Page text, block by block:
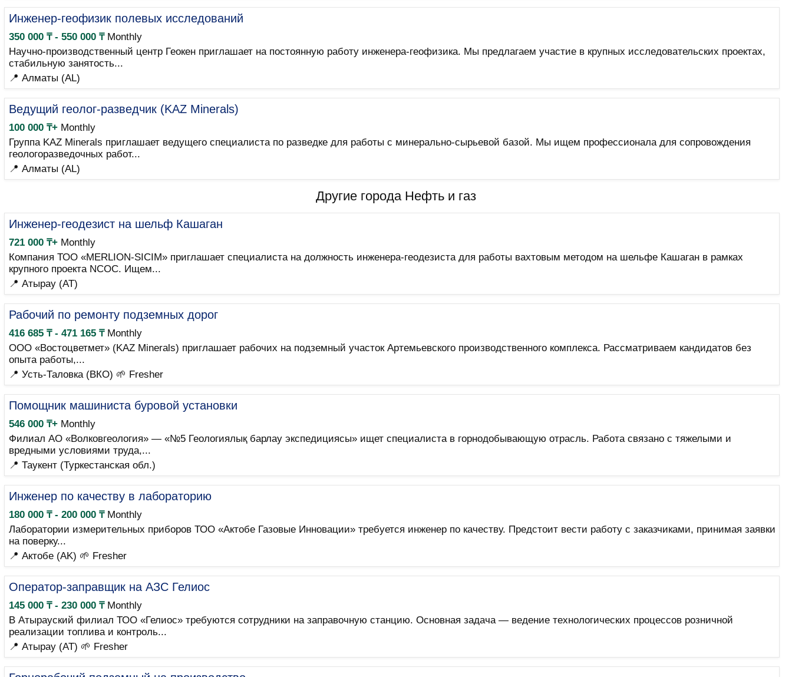
Инженер-геофизик полевых исследований
350 000 ₸ - 550 000 ₸Monthly
Научно-производственный центр Геокен приглашает на постоянную работу инженера-геофизика. Мы предлагаем участие в крупных исследовательских проектах,
стабильную занятость...
📍 Алматы (AL)
Ведущий геолог-разведчик (KAZ Minerals)
100 000 ₸+ Monthly
Группа KAZ Minerals приглашает ведущего специалиста по разведке для работы с минерально-сырьевой базой. Мы ищем профессионала для сопровождения
геологоразведочных работ...
📍 Алматы (AL)
Другие города Нефть и газ
Инженер-геодезист на шельф Кашаган
721 000 ₸+ Monthly
Компания ТОО «MERLION-SICIM» приглашает специалиста на должность инженера-геодезиста для работы вахтовым методом на шельфе Кашаган в рамках
крупного проекта NCOC. Ищем...
📍 Атырау (AT)
Рабочий по ремонту подземных дорог
416 685 ₸ - 471 165 ₸Monthly
ООО «Востоцветмет» (KAZ Minerals) приглашает рабочих на подземный участок Артемьевского производственного комплекса. Рассматриваем кандидатов без
опыта работы,...
📍 Усть-Таловка (ВКО) 🌱 Fresher
Помощник машиниста буровой установки
546 000 ₸+ Monthly
Филиал АО «Волковгеология» — «№5 Геологиялық барлау экспедициясы» ищет специалиста в горнодобывающую отрасль. Работа связано с тяжелыми и
вредными условиями труда,...
📍 Таукент (Туркестанская обл.)
Инженер по качеству в лабораторию
180 000 ₸ - 200 000 ₸Monthly
Лаборатории измерительных приборов ТОО «Актобе Газовые Инновации» требуется инженер по качеству. Предстоит вести работу с заказчиками, принимая заявки
на поверку...
📍 Актобе (AK) 🌱 Fresher
Оператор-заправщик на АЗС Гелиос
145 000 ₸ - 230 000 ₸Monthly
В Атырауский филиал ТОО «Гелиос» требуются сотрудники на заправочную станцию. Основная задача — ведение технологических процессов розничной
реализации топлива и контроль...
📍 Атырау (AT) 🌱 Fresher